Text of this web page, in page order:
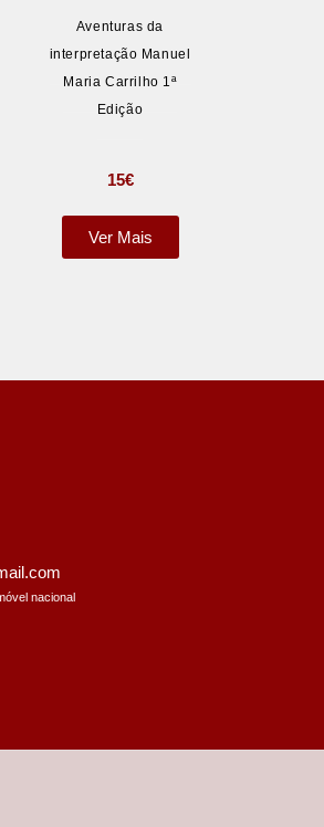
Aventuras da
interpretação Manuel
Maria Carrilho 1ª
Edição
15€
Ver Mais
nacional